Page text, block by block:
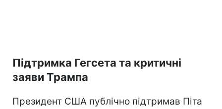
Підтримка Гегсета та критичні
заяви Трампа
Президент США публічно підтримав Піта